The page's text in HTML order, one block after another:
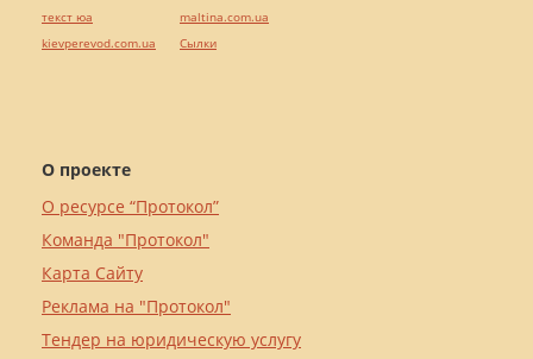
О проекте
О ресурсе “Протокол”
Команда "Протокол"
Карта Сайту
Реклама на "Протокол"
Тендер на юридическую услугу
текст юа
kievperevod.com.ua
maltina.com.ua
Cылки